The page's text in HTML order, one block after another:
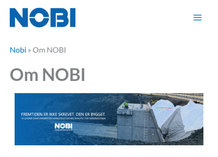
Hopp
innholdet
Nobi » Om NOBI
Om NOBI